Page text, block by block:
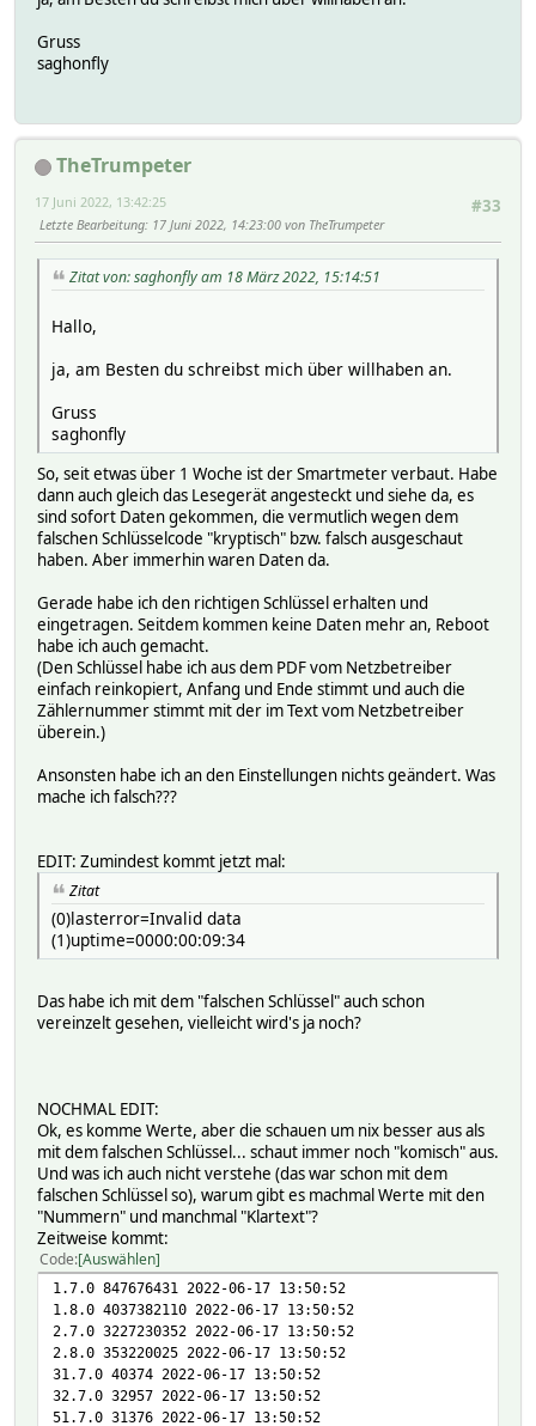
Gruss
saghonfly
TheTrumpeter
#33
17 Juni 2022, 13:42:25
Letzte Bearbeitung: 17 Juni 2022, 14:23:00 von TheTrumpeter
Zitat von: saghonfly am 18 März 2022, 15:14:51
Hallo,
ja, am Besten du schreibst mich über willhaben an.
Gruss
saghonfly
So, seit etwas über 1 Woche ist der Smartmeter verbaut. Habe
dann auch gleich das Lesegerät angesteckt und siehe da, es
sind sofort Daten gekommen, die vermutlich wegen dem
falschen Schlüsselcode "kryptisch" bzw. falsch ausgeschaut
haben. Aber immerhin waren Daten da.
Gerade habe ich den richtigen Schlüssel erhalten und
eingetragen. Seitdem kommen keine Daten mehr an, Reboot
habe ich auch gemacht.
(Den Schlüssel habe ich aus dem PDF vom Netzbetreiber
einfach reinkopiert, Anfang und Ende stimmt und auch die
Zählernummer stimmt mit der im Text vom Netzbetreiber
überein.)
Ansonsten habe ich an den Einstellungen nichts geändert. Was
mache ich falsch???
EDIT: Zumindest kommt jetzt mal:
Zitat
(0)lasterror=Invalid data
(1)uptime=0000:00:09:34
Das habe ich mit dem "falschen Schlüssel" auch schon
vereinzelt gesehen, vielleicht wird's ja noch?
NOCHMAL EDIT:
Ok, es komme Werte, aber die schauen um nix besser aus als
mit dem falschen Schlüssel... schaut immer noch "komisch" aus.
Und was ich auch nicht verstehe (das war schon mit dem
falschen Schlüssel so), warum gibt es machmal Werte mit den
"Nummern" und manchmal "Klartext"?
Zeitweise kommt:
Code Auswählen
1.7.0 847676431 2022-06-17 13:50:52
1.8.0 4037382110 2022-06-17 13:50:52
2.7.0 3227230352 2022-06-17 13:50:52
2.8.0 353220025 2022-06-17 13:50:52
31.7.0 40374 2022-06-17 13:50:52
32.7.0 32957 2022-06-17 13:50:52
51.7.0 31376 2022-06-17 13:50:52